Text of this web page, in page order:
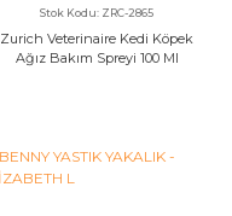
Stok Kodu: ZRC-2865
Zurich Veterinaire Kedi Köpek
Ağız Bakım Spreyi 100 Ml